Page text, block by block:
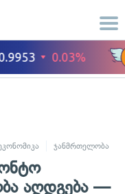
ჯანმრთელობა
აღდგება —